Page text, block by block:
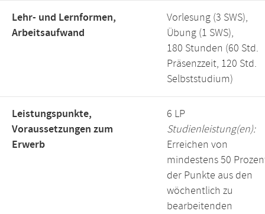
Lehr- und Lernformen,
Arbeitsaufwand
Vorlesung (3 SWS),
Übung (1 SWS),
180 Stunden (60 Std.
Präsenzzeit, 120 Std.
Selbststudium)
Leistungspunkte,
Voraussetzungen zum
Erwerb
6 LP
Studienleistung(en):
Erreichen von
mindestens 50
der Punkte aus den
wöchentlich zu
bearbeitenden